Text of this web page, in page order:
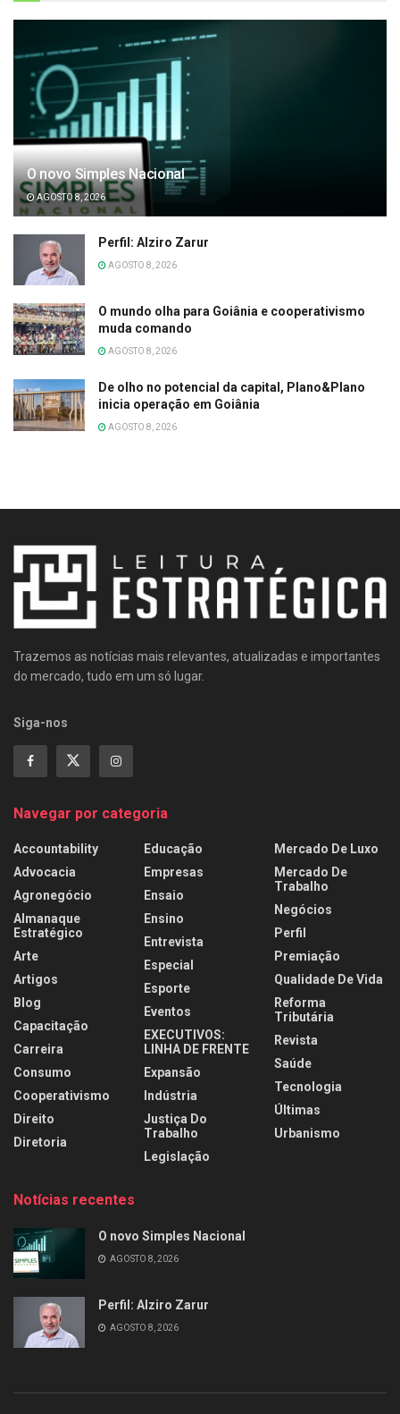
O novo Simples Nacional
AGOSTO 8, 2026
Perfil: Alziro Zarur
AGOSTO 8, 2026
O mundo olha para Goiânia e cooperativismo
muda comando
AGOSTO 8, 2026
De olho no potencial da capital, Plano&Plano
inicia operação em Goiânia
AGOSTO 8, 2026
Trazemos as notícias mais relevantes, atualizadas e importantes
do mercado, tudo em um só lugar.
Siga-nos
Navegar por categoria
Accountability
Advocacia
Agronegócio
Almanaque
Estratégico
Arte
Artigos
Blog
Capacitação
Carreira
Consumo
Cooperativismo
Direito
Diretoria
Educação
Empresas
Ensaio
Ensino
Entrevista
Especial
Esporte
Eventos
EXECUTIVOS:
LINHA DE FRENTE
Expansão
Indústria
Justiça Do
Trabalho
Legislação
Mercado De Luxo
Mercado De
Trabalho
Negócios
Perfil
Premiação
Qualidade De Vida
Reforma
Tributária
Revista
Saúde
Tecnologia
Últimas
Urbanismo
Notícias recentes
O novo Simples Nacional
AGOSTO 8, 2026
Perfil: Alziro Zarur
AGOSTO 8, 2026